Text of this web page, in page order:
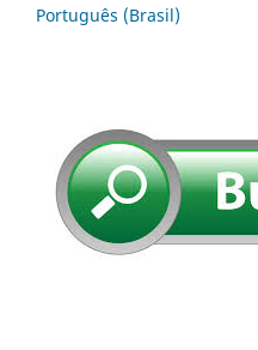
Português (Brasil)